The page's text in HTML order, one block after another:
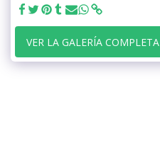
VER LA GALERÍA COMPLETA